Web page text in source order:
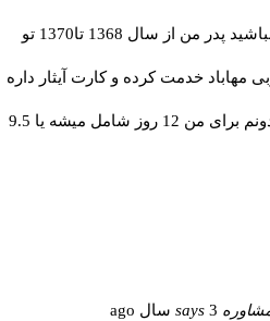
سلام خسته نباشید پدر من از سال 1368 تا1370 تو
خدمت کرده و کارت آیثار داره
میخواستن بدونم برای من 12 روز شامل میشه یا 9.5
says 3 سال ago